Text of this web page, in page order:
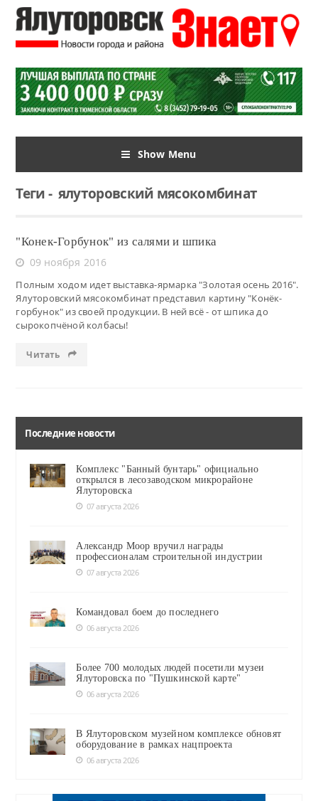
Show Menu
Теги-ялуторовский мясокомбинат
"Конек-Горбунок" из салями и шпика
09 ноября 2016
Полным ходом идет выставка-ярмарка "Золотая осень 2016".
Ялуторовский мясокомбинат представил картину "Конёк-
горбунок" из своей продукции. В ней всё - от шпика до
сырокопчёной колбасы!
Читать
Последние новости
Комплекс "Банный бунтарь" официально
открылся в лесозаводском микрорайоне
Ялуторовска
07 августа 2026
Александр Моор вручил награды
профессионалам строительной индустрии
07 августа 2026
Командовал боем до последнего
06 августа 2026
Более 700 молодых людей посетили музеи
Ялуторовска по "Пушкинской карте"
06 августа 2026
В Ялуторовском музейном комплексе обновят
оборудование в рамках нацпроекта
06 августа 2026